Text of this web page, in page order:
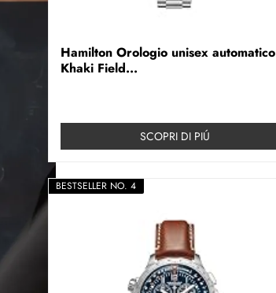
Hamilton Orologio unisex automatico
Khaki Field...
SCOPRI DI PIÚ
BESTSELLER NO. 4